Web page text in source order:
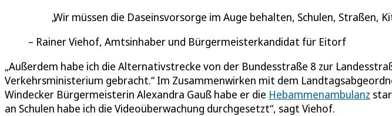
Wir müssen die Daseinsvorsorge im Auge behalten, Schulen, Straßen,
Rainer Viehof, Amtsinhaber und Bürgermeisterkandidat für Eitorf
„Außerdem habe ich die Alternativstrecke von der Bundesstraße 8 zur
Verkehrsministerium gebracht.“ Im Zusammenwirken mit dem
Windecker Bürgermeisterin Alexandra Gauß habe er die Hebammenambulanz
an Schulen habe ich die Videoüberwachung durchgesetzt“, sagt Viehof.